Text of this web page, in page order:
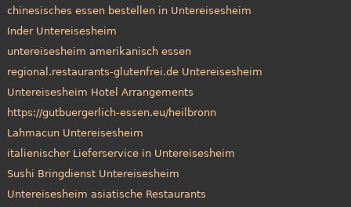
chinesisches essen bestellen in Untereisesheim
Inder Untereisesheim
untereisesheim amerikanisch essen
regional.restaurants-glutenfrei.de Untereisesheim
Untereisesheim Hotel Arrangements
https://gutbuergerlich-essen.eu/heilbronn
Lahmacun Untereisesheim
italienischer Lieferservice in Untereisesheim
Sushi Bringdienst Untereisesheim
Untereisesheim asiatische Restaurants